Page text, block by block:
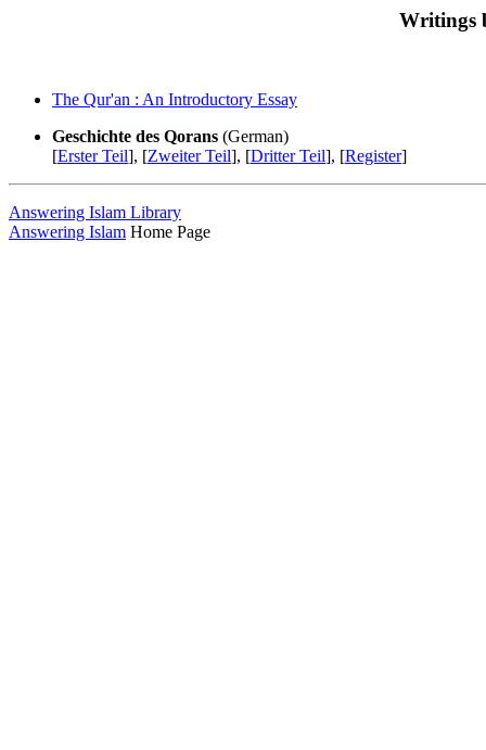
Writings
The Qur'an : An Introductory Essay
Geschichte des Qorans (German)
[Erster Teil], [Zweiter Teil], [Dritter Teil], [Register]
Answering Islam Library
Answering Islam Home Page